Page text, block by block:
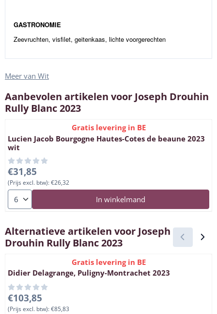
GASTRONOMIE
Zeevruchten, visfilet, geitenkaas, lichte voorgerechten
Meer van Wit
Aanbevolen artikelen voor Joseph Drouhin
Rully Blanc 2023
Gratis levering in BE
Lucien Jacob Bourgogne Hautes-Cotes de beaune 2023
wit
Prijs: 31,85, exclusief btw: 26,32
€31,85
(Prijs excl. btw):€26,32
Aantal kiezen voor Lucien Jacob Bourgogne Hautes-Cotes de
In winkelmand
Alternatieve artikelen voor Joseph
Drouhin Rully Blanc 2023
Gratis levering in BE
Didier Delagrange, Puligny-Montrachet 2023
Prijs: 103,85, exclusief btw: 85,83
€103,85
(Prijs excl. btw):€85,83